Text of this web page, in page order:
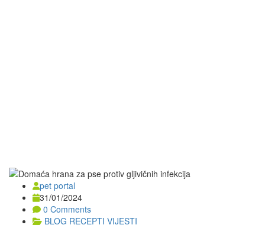
pet portal
31/01/2024
0 Comments
BLOG RECEPTI VIJESTI